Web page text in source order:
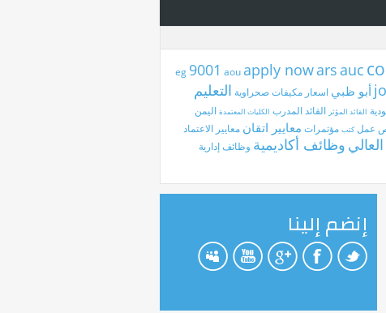
9001 aou apply nowars auc
أبو ظبي اسعار مكيفات صحراوية التعليم
القائد المؤثر القائد المدرب الكليات المعتمدة اليمن
عمل كتب مؤتمرات معايير اتقان معايير الاعتماد
وظائف أكاديمية وظائف إدارية
إنضم إلينا